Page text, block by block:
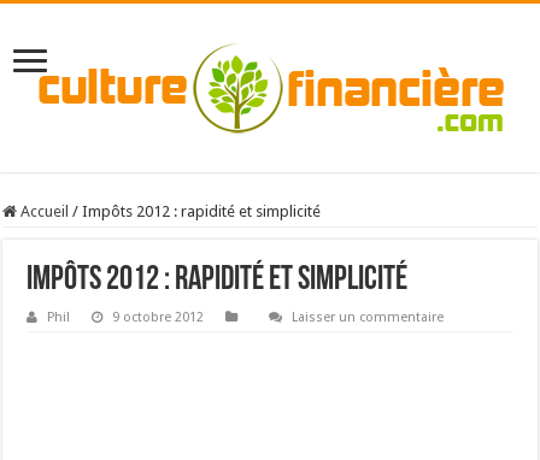
Accueil / Impôts 2012 : rapidité et simplicité
Impôts 2012 : rapidité et simplicité
Phil 9 octobre 2012 Laisser un commentaire